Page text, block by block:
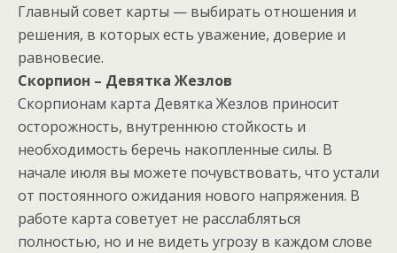
Главный совет карты — выбирать отношения и
решения, в которых есть уважение, доверие и
равновесие.
Скорпион – Девятка Жезлов
Скорпионам карта Девятка Жезлов приносит
осторожность, внутреннюю стойкость и
необходимость беречь накопленные силы. В
начале июля вы можете почувствовать, что устали
от постоянного ожидания нового напряжения. В
работе карта советует не расслабляться
полностью, но и не видеть угрозу в каждом слове